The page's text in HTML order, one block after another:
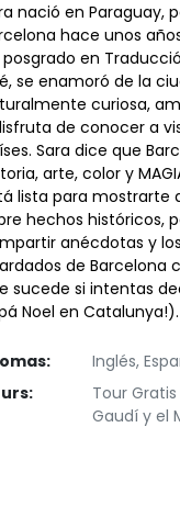
nació en Paraguay,
hace unos
en
se enamoró de la
curiosa,
de conocer a
Sara dice que
arte, color y
lista para mostrarte
hechos históricos,
anécdotas y
de Barcelona
sucede si intentas
Noel en Catalunya!).
Inglés,
Tour
Gaudí y el